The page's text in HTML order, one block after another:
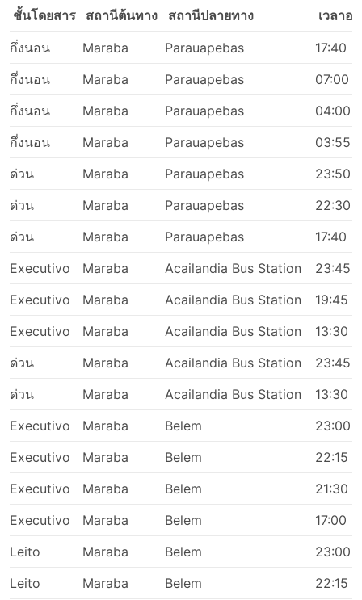
ชั้นโดยสาร สถานีต้นทาง สถานีปลายทาง
เวลาอ
กึ่งนอน
Maraba Parauapebas
17:40
กึ่งนอน
Maraba Parauapebas
07:00
กึ่งนอน
Maraba Parauapebas
04:00
กึ่งนอน
Maraba Parauapebas
03:55
ด่วน
Maraba Parauapebas
23:50
ด่วน
Maraba Parauapebas
22:30
ด่วน
Maraba Parauapebas
17:40
Executivo
Maraba Acailandia Bus Station
23:45
Executivo
Maraba Acailandia Bus Station
19:45
Executivo
Maraba Acailandia Bus Station
13:30
ด่วน
Maraba Acailandia Bus Station
23:45
ด่วน
Maraba Acailandia Bus Station
13:30
Executivo
Maraba Belem
23:00
Executivo
Maraba Belem
22:15
Executivo
Maraba Belem
21:30
Executivo
Maraba Belem
17:00
Leito
Maraba Belem
23:00
Leito
Maraba Belem 22:15